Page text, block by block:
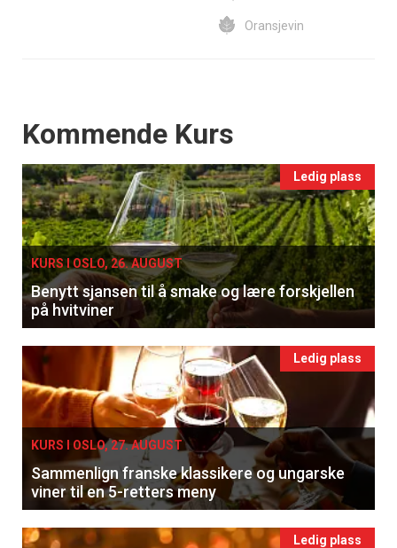
Oransjevin
Events
Kommende Kurs
Ledig plass
KURS I OSLO, 26. AUGUST
Benytt sjansen til å smake og lære forskjellen
på hvitviner
Ledig plass
KURS I OSLO, 27. AUGUST
Sammenlign franske klassikere og ungarske
viner til en 5-retters meny
Ledig plass